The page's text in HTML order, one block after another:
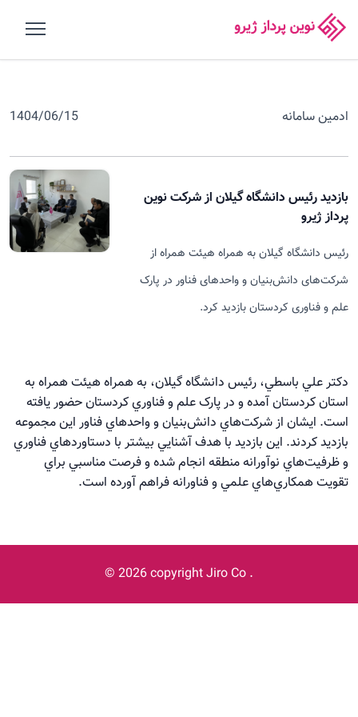
ادمین سامانه 1404/06/15
بازدید رئیس دانشگاه گیلان از شرکت نوین
پرداز ژیرو
رئیس دانشگاه گیلان به همراه هیئت همراه از
شرکت‌های دانش‌بنیان و واحدهای فناور در پارک
علم و فناوری کردستان بازدید کرد.
دکتر علي باسطي، رئيس دانشگاه گيلان، به همراه هيئت همراه به
استان کردستان آمده و در پارک علم و فناوري کردستان حضور يافته
است. ايشان از شرکت‌هاي دانش‌بنيان و واحدهاي فناور اين مجموعه
بازديد کردند. اين بازديد با هدف آشنايي بيشتر با دستاوردهاي فناوري
و ظرفيت‌هاي نوآورانه منطقه انجام شده و فرصت مناسبي براي
تقويت همکاري‌هاي علمي و فناورانه فراهم آورده است.
© 2026 copyrightJiro Co .